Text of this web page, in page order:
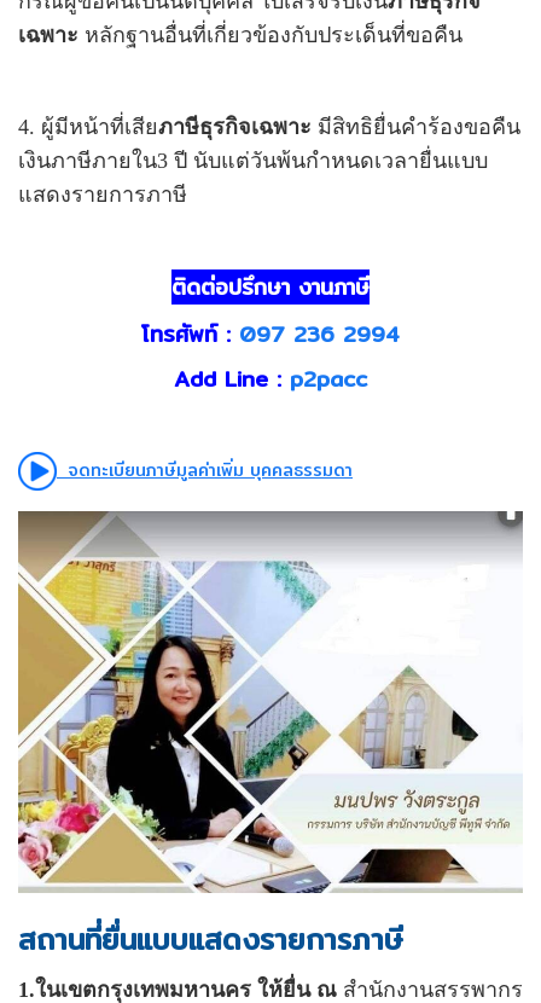
เฉพาะ หลักฐานอื่นที่เกี่ยวข้องกับประเด็นที่ขอคืน
4. ผู้มีหน้าที่เสียภาษีธุรกิจเฉพาะ มีสิทธิยื่นคำร้องขอคืน
เงินภาษีภายใน3 ปี นับแต่วันพ้นกำหนดเวลายื่นแบบ
แสดงรายการภาษี
ติดต่อปรึกษา งานภาษี
โทรศัพท์ : 097 236 2994
Add Line : p2pacc
จดทะเบียนภาษีมูลค่าเพิ่ม บุคคลธรรมดา
สถานที่ยื่นแบบแสดงรายการภาษี
1.ในเขตกรุงเทพมหานคร ให้ยื่น ณ สำนักงานสรรพากร